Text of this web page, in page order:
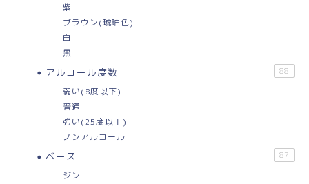
紫
ブラウン(琥珀色)
白
黒
アルコール度数 88
弱い(8度以下)
普通
強い(25度以上)
ノンアルコール
ベース 87
ジン